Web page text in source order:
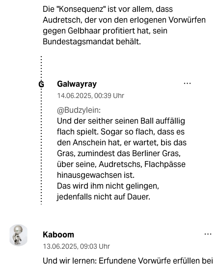
Die "Konsequenz" ist vor allem, dass
Audretsch, der von den erlogenen Vorwürfen
gegen Gelbhaar profitiert hat, sein
Bundestagsmandat behält.
G Galwayray
14.06.2025, 00:39 Uhr
@Budzylein:
Und der seither seinen Ball auffällig
flach spielt. Sogar so flach, dass es
den Anschein hat, er wartet, bis das
Gras, zumindest das Berliner Gras,
über seine, Audretschs, Flachpässe
hinausgewachsen ist.
Das wird ihm nicht gelingen,
jedenfalls nicht auf Dauer.
Kaboom
13.06.2025, 09:03 Uhr
Und wir lernen: Erfundene Vorwürfe erfüllen bei